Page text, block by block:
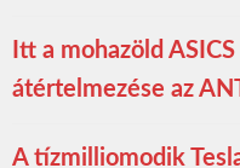
Itt a mohazöld
átértelmezése az
A tízmilliomodik